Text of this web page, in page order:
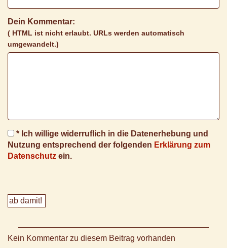
Dein Kommentar:
( HTML ist nicht erlaubt. URLs werden automatisch
umgewandelt.)
* Ich willige widerruflich in die Datenerhebung und
Nutzung entsprechend der folgenden Erklärung zum
Datenschutz ein.
Kein Kommentar zu diesem Beitrag vorhanden